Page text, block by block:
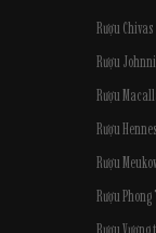
Rượu Chivas
Rượu
Rượu
Rượu
Rượu
Rượu Phong